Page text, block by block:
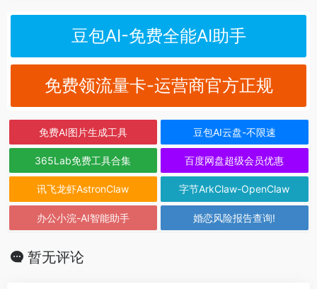
豆包AI-免费全能AI助手
免费领流量卡-运营商官方正规
免费AI图片生成工具 豆包AI云盘-不限速
365Lab免费工具合集 百度网盘超级会员优惠
讯飞龙虾AstronClaw 字节ArkClaw-OpenClaw
办公小浣-AI智能助手 婚恋风险报告查询!
暂无评论